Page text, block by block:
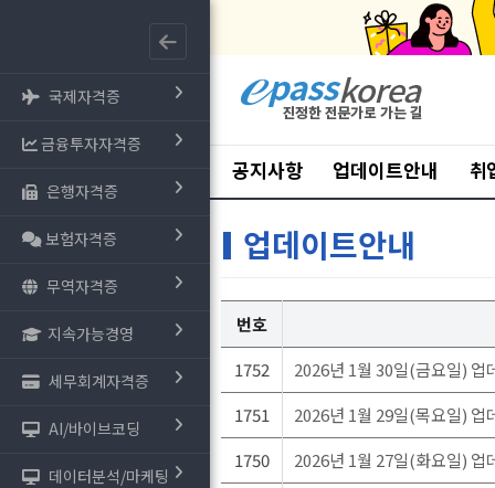
국제자격증
금융투자자격증
은행자격증
보험자격증
무역자격증
지속가능경영
세무회계자격증
AI/바이브코딩
데이터분석/마케팅
공지사항 업데이트안내 취
업데이트안내
번호
1752
2026년 1월 30일(금요일) 업
1751
2026년 1월 29일(목요일) 업
1750
2026년 1월 27일(화요일) 업